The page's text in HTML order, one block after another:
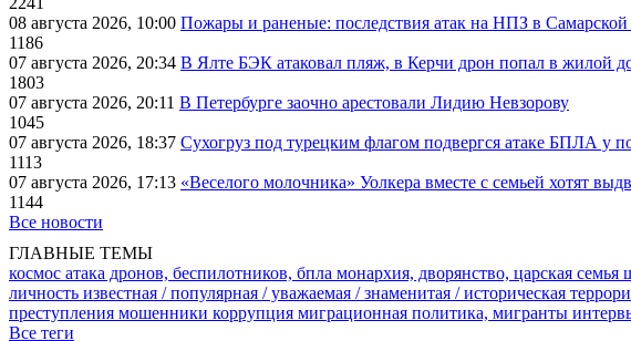
08 августа 2026, 10:00 Пожары и раненые: последствия атак на НПЗ в Самарской
1186
07 августа 2026, 20:34 В Ялте БЭК атаковал пляж, в Керчи дрон попал в жилой
1803
07 августа 2026, 20:11 В Петербурге заочно арестовали Лидию Невзорову
1045
07 августа 2026, 18:37 Сухогруз под турецким флагом подвергся атаке БПЛА у
1113
07 августа 2026, 17:13 «Веселого молочника» Уолкера вместе с семьей хотят
1144
Все новости
ГЛАВНЫЕ ТЕМЫ
космос атака дронов, беспилотников, бпла монархия, дворянство, царская семья
личность известная / популярная / уважаемая / знаменитая / историческая
преступления мошенники коррупция миграционная политика, мигранты
Все теги